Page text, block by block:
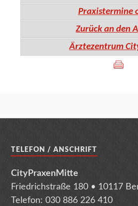
Praxistermine
Zurück an den
Ärztezentrum
TELEFON / ANSCHRIFT
CityPraxenMitte
Friedrichstraße 180 • 10117
Telefon: 030 886 226 410